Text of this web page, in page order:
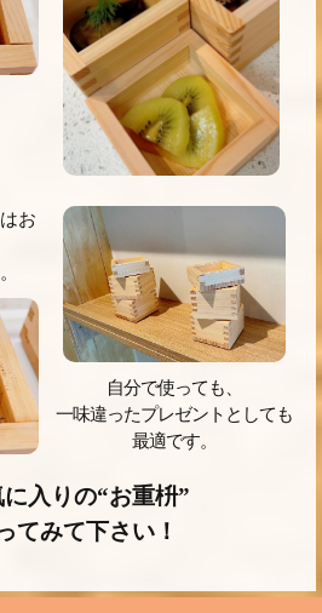
お
自分で使っても、
一味違ったプレゼントとしても
最適です。
入りの“お重枡”
てみて下さい！